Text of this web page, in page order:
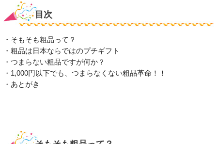
目次
・そもそも粗品って？
・粗品は日本ならではのプチギフト
・つまらない粗品ですが何か？
・1,000円以下でも、つまらなくない粗品革命！！
・あとがき